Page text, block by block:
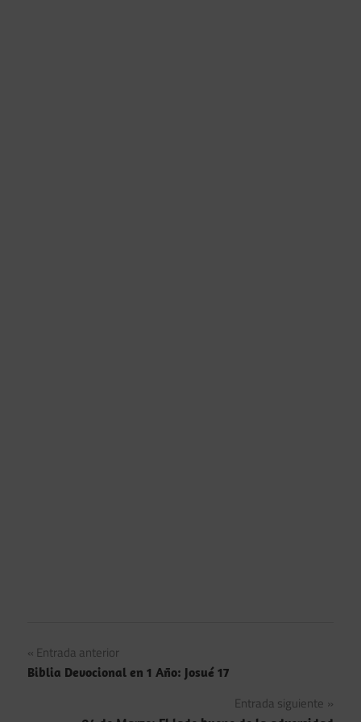
Navegación
de
Entrada anterior
Biblia Devocional en 1 Año: Josué 17
Entrada siguiente